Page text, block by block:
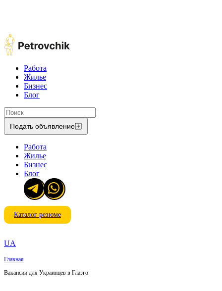
Работа
Жилье
Бизнес
Блог
Подать объявление
Работа
Жилье
Бизнес
Блог
Каталог резюме
UA
Главная
Вакансии для Украинцев в Глазго